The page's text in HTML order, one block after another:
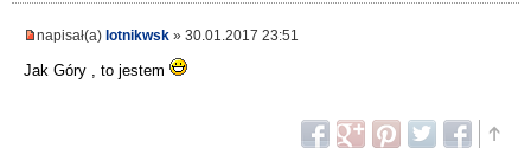
napisał(a) lotnikwsk » 30.01.2017 23:51
Jak Góry , to jestem